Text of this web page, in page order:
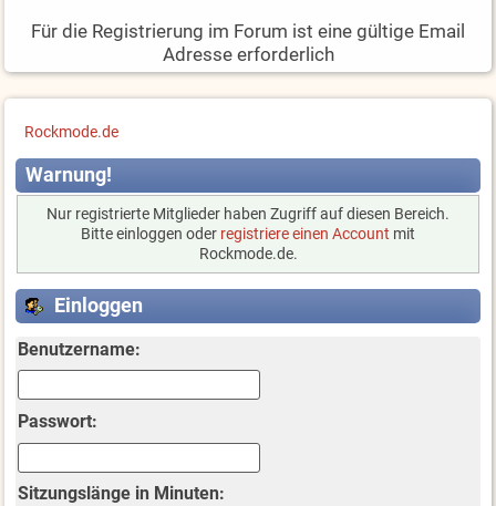
Für die Registrierung im Forum ist eine gültige Email
Adresse erforderlich
Rockmode.de
Warnung!
Nur registrierte Mitglieder haben Zugriff auf diesen Bereich.
Bitte einloggen oder registriere einen Account mit
Rockmode.de.
Einloggen
Benutzername:
Passwort:
Sitzungslänge in Minuten: